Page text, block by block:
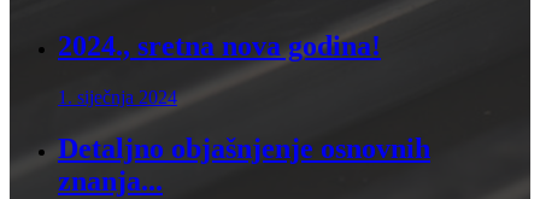
2024., sretna nova godina!
1. siječnja 2024
Detaljno objašnjenje osnovnih
znanja...